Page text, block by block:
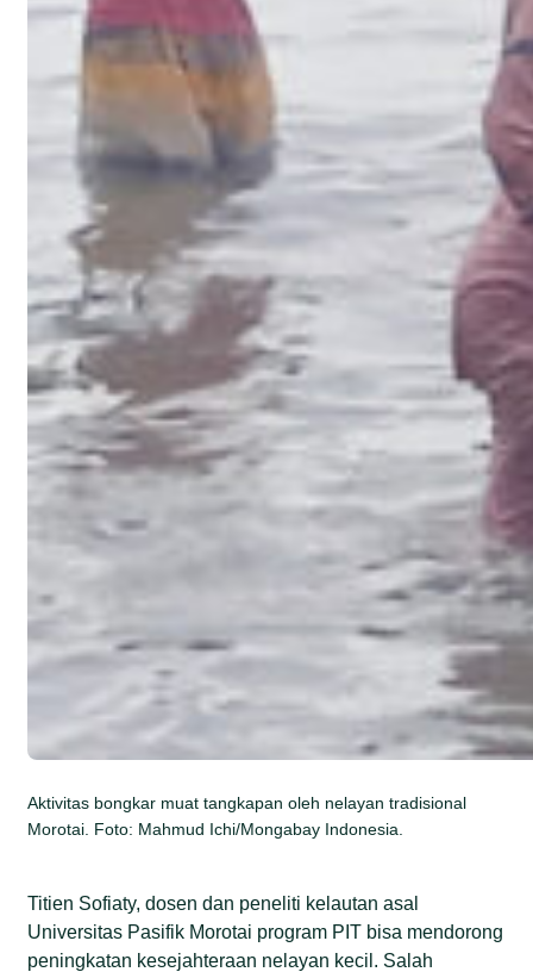
Aktivitas bongkar muat tangkapan oleh nelayan tradisional
Morotai. Foto: Mahmud Ichi/Mongabay Indonesia.
Titien Sofiaty, dosen dan peneliti kelautan asal
Universitas Pasifik Morotai program PIT bisa mendorong
peningkatan kesejahteraan nelayan kecil. Salah